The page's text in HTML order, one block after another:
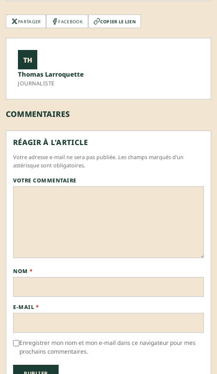
PARTAGER FACEBOOK COPIER LE LIEN
TH
Thomas Larroquette
JOURNALISTE
COMMENTAIRES
RÉAGIR À L'ARTICLE
Votre adresse e-mail ne sera pas publiée. Les champs marqués d'un
astérisque sont obligatoires.
VOTRE COMMENTAIRE
NOM *
E-MAIL *
Enregistrer mon nom et mon e-mail dans ce navigateur pour mes
prochains commentaires.